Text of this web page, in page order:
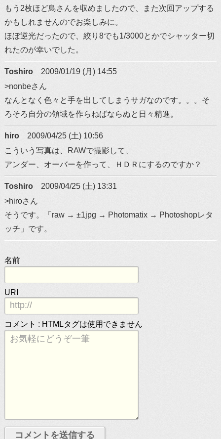
もう2枚ほど鳥さんを収めましたので、また次回アップする
かもしれませんのでお楽しみに。
ほぼ逆光だったので、絞り8でも1/3000とかでシャッター切
れたのが幸いでした。
Toshiro 2009/01/19 (月) 14:55
>nonbeさん
なんとなく色々と手を出してしまうサガなのです。。。そ
ろそろ自分の領域を作らねばならぬと日々精進。
hiro 2009/04/25 (土) 10:56
こういう写真は、RAWで撮影して、
アンダー、オーバーを作って、ＨＤＲにするのですか？
Toshiro 2009/04/25 (土) 13:31
>hiroさん
そうです。「raw → ±1jpg → Photomatix → Photoshopレタ
ッチ」です。
名前
URI
コメント : HTMLタグは使用できません